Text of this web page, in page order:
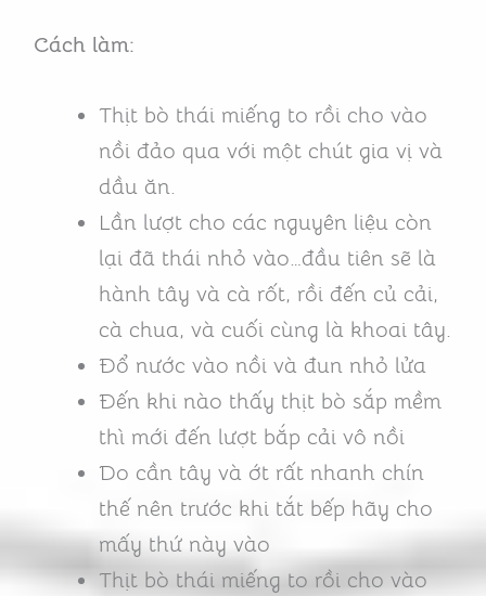
Cách làm:
Thịt bò thái miếng to rồi cho vào
nồi đảo qua với một chút gia vị và
dầu ăn.
Lần lượt cho các nguyên liệu còn
lại đã thái nhỏ vào…đầu tiên sẽ là
hành tây và cà rốt, rồi đến củ cải,
cà chua, và cuối cùng là khoai tây.
Đổ nước vào nồi và đun nhỏ lửa
Đến khi nào thấy thịt bò sắp mềm
thì mới đến lượt bắp cải vô nồi
Do cần tây và ớt rất nhanh chín
thế nên trước khi tắt bếp hãy cho
mấy thứ này vào
Thịt bò thái miếng to rồi cho vào